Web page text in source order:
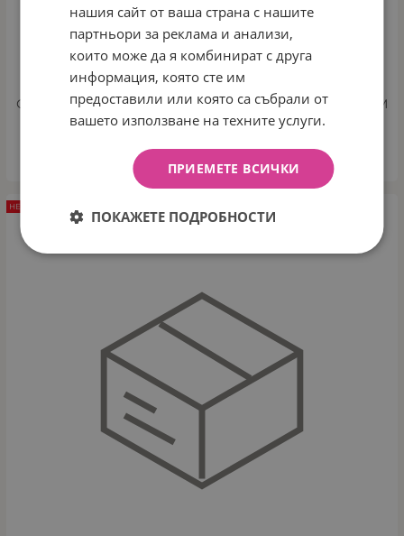
СТОЛЧЕ ЗА КОЛА KINDERKRAFT I-GROW I-SIZE 40-150СМ
Арт.№: 60430
НЕНАЛИЧЕН
нашия сайт от ваша страна с нашите
партньори за реклама и анализи,
които може да я комбинират с друга
информация, която сте им
предоставили или която са събрали от
вашето използване на техните услуги.
ПРИЕМЕТЕ ВСИЧКИ
ПОКАЖЕТЕ ПОДРОБНОСТИ